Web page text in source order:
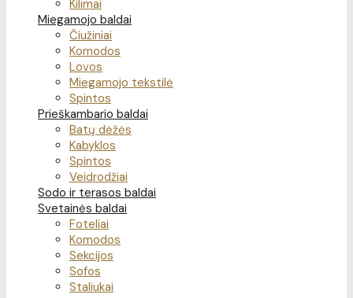
Kilimai
Miegamojo baldai
Čiužiniai
Komodos
Lovos
Miegamojo tekstilė
Spintos
Prieškambario baldai
Batų dėžės
Kabyklos
Spintos
Veidrodžiai
Sodo ir terasos baldai
Svetainės baldai
Foteliai
Komodos
Sekcijos
Sofos
Staliukai